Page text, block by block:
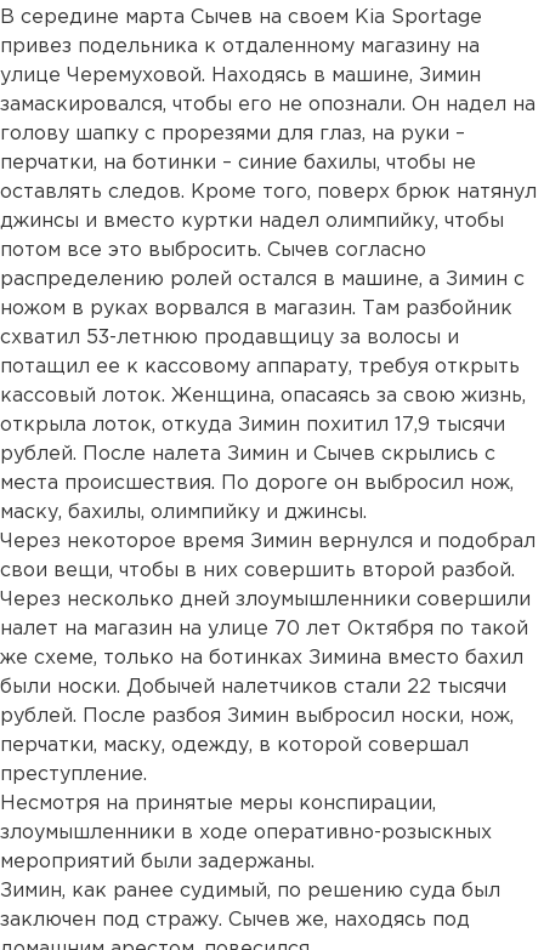
В середине марта Сычев на своем Kia Sportage
привез подельника к отдаленному магазину на
улице Черемуховой. Находясь в машине, Зимин
замаскировался, чтобы его не опознали. Он надел на
голову шапку с прорезями для глаз, на руки –
перчатки, на ботинки – синие бахилы, чтобы не
оставлять следов. Кроме того, поверх брюк натянул
джинсы и вместо куртки надел олимпийку, чтобы
потом все это выбросить. Сычев согласно
распределению ролей остался в машине, а Зимин с
ножом в руках ворвался в магазин. Там разбойник
схватил 53-летнюю продавщицу за волосы и
потащил ее к кассовому аппарату, требуя открыть
кассовый лоток. Женщина, опасаясь за свою жизнь,
открыла лоток, откуда Зимин похитил 17,9 тысячи
рублей. После налета Зимин и Сычев скрылись с
места происшествия. По дороге он выбросил нож,
маску, бахилы, олимпийку и джинсы.
Через некоторое время Зимин вернулся и подобрал
свои вещи, чтобы в них совершить второй разбой.
Через несколько дней злоумышленники совершили
налет на магазин на улице 70 лет Октября по такой
же схеме, только на ботинках Зимина вместо бахил
были носки. Добычей налетчиков стали 22 тысячи
рублей. После разбоя Зимин выбросил носки, нож,
перчатки, маску, одежду, в которой совершал
преступление.
Несмотря на принятые меры конспирации,
злоумышленники в ходе оперативно-розыскных
мероприятий были задержаны.
Зимин, как ранее судимый, по решению суда был
заключен под стражу. Сычев же, находясь под